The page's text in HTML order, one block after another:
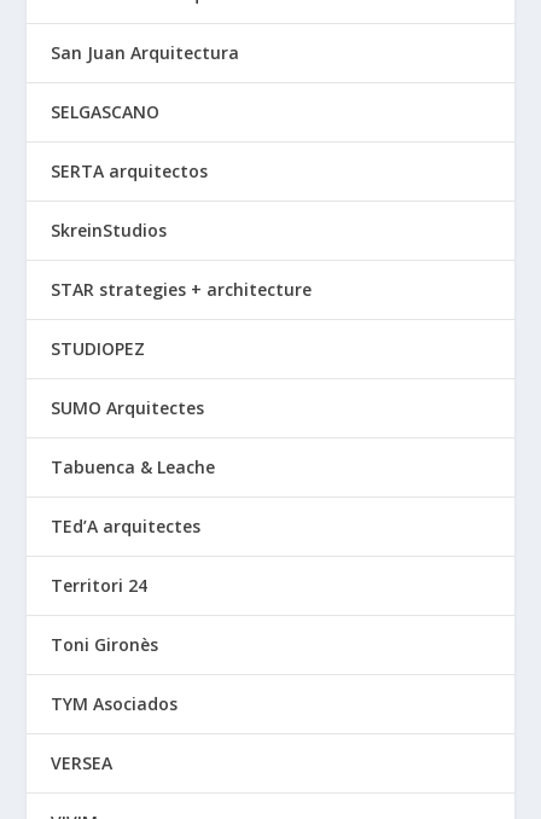
San Juan Arquitectura
SELGASCANO
SERTA arquitectos
SkreinStudios
STAR strategies + architecture
STUDIOPEZ
SUMO Arquitectes
Tabuenca & Leache
TEd’A arquitectes
Territori 24
Toni Gironès
TYM Asociados
VERSEA